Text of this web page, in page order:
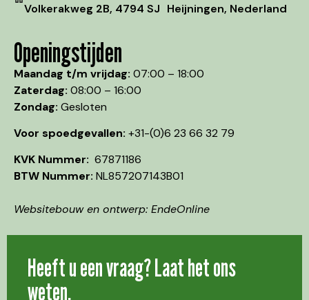
Volkerakweg 2B, 4794 SJ Heijningen, Nederland
Openingstijden
Maandag t/m vrijdag: 07:00 – 18:00
Zaterdag: 08:00 – 16:00
Zondag: Gesloten
Voor spoedgevallen: +31-(0)6 23 66 32 79
KVK Nummer: 67871186
BTW Nummer: NL857207143B01
Websitebouw en ontwerp: EndeOnline
Heeft u een vraag? Laat het ons
weten,